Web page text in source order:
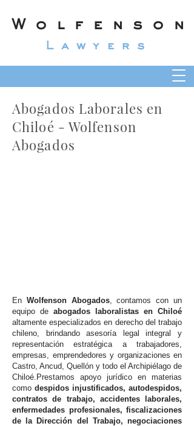
Wolfenson
Lawyers
Abogados Laborales en
Chiloé - Wolfenson
Abogados
En Wolfenson Abogados, contamos con un
equipo de abogados laboralistas en Chiloé
altamente especializados en derecho del trabajo
chileno, brindando asesoría legal integral y
representación estratégica a trabajadores,
empresas, emprendedores y organizaciones en
Castro, Ancud, Quellón y todo el Archipiélago de
Chiloé.Prestamos apoyo jurídico en materias
como despidos injustificados, autodespidos,
contratos de trabajo, accidentes laborales,
enfermedades profesionales, fiscalizaciones
de la Dirección del Trabajo, negociaciones